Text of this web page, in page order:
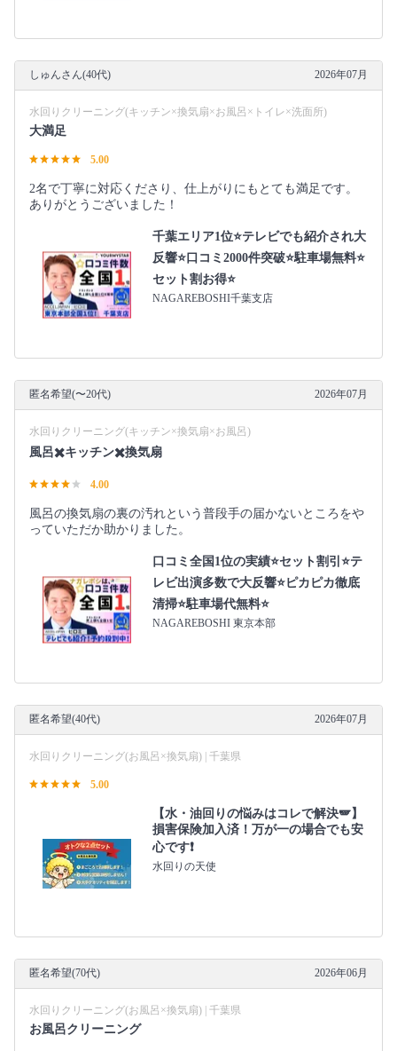
しゅんさん(40代) 2026年07月
水回りクリーニング(キッチン×換気扇×お風呂×トイレ×洗面所)
大満足
5.00
2名で丁寧に対応くださり、仕上がりにもとても満足です。
ありがとうございました！
千葉エリア1位⭐テレビでも紹介され大
反響⭐️口コミ2000件突破⭐️駐車場無料⭐
セット割お得⭐
NAGAREBOSHI千葉支店
匿名希望(〜20代) 2026年07月
水回りクリーニング(キッチン×換気扇×お風呂)
風呂✖️キッチン✖️換気扇
4.00
風呂の換気扇の裏の汚れという普段手の届かないところをや
っていただか助かりました。
口コミ全国1位の実績⭐セット割引⭐テ
レビ出演多数で大反響⭐ピカピカ徹底
清掃⭐駐車場代無料⭐
NAGAREBOSHI 東京本部
匿名希望(40代) 2026年07月
水回りクリーニング(お風呂×換気扇) | 千葉県
5.00
【水・油回りの悩みはコレで解決🪽】
損害保険加入済！万が一の場合でも安
心です❗️
水回りの天使
匿名希望(70代) 2026年06月
水回りクリーニング(お風呂×換気扇) | 千葉県
お風呂クリーニング